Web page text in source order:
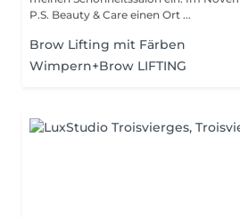
P.S. Beauty & Care einen Ort ...
Brow Lifting mit Färben
Wimpern+Brow LIFTING